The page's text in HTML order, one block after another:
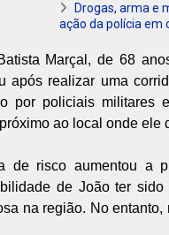
Drogas, arma e
ação da polícia em
Marçal, de 68
após realizar uma
por policiais militares
ao local onde ele
de risco aumentou a
de João ter
na região. No